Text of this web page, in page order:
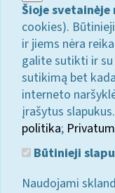
Šioje
cookies).
ir jiems nėra
galite sutikti ir su
sutikimą bet
interneto
įrašytus
politika;
Būtinieji
Naudojami